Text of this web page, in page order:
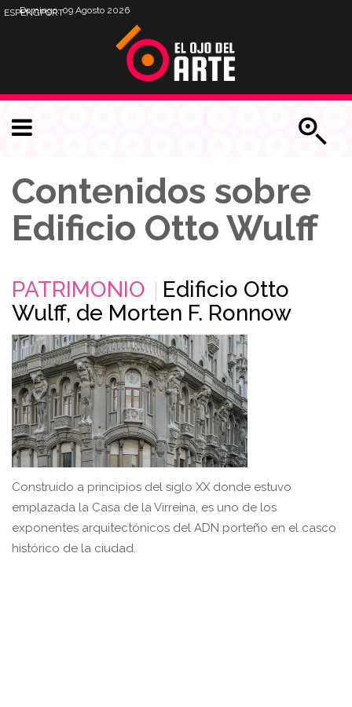
Domingo, 09 Agosto 2026
ESPENGPORT
Contenidos sobre
Edificio Otto Wulff
PATRIMONIO
Edificio Otto
Wulff, de Morten F. Ronnow
Construido a principios del siglo XX donde estuvo
emplazada la Casa de la Virreina, es uno de los
exponentes arquitectónicos del ADN porteño en el casco
histórico de la ciudad.